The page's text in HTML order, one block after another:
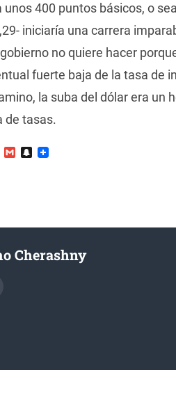
unos 400 puntos básicos, o
iniciaría una carrera
no quiere hacer
fuerte baja de la tasa de
la suba del dólar era un
de tasas.
GmailSnapchat
Cherashny